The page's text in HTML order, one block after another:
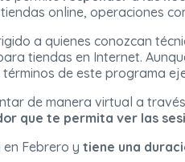
online, operaciones
a quienes conozcan
tiendas en Internet.
de este programa
de manera virtual a
que te permita ver las
en Febrero y tiene una